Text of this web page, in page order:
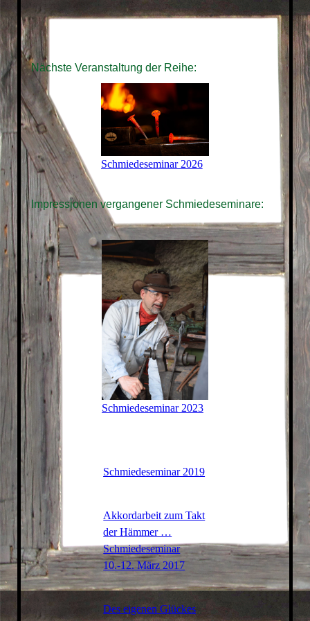
Nächste Veranstaltung der Reihe:
Schmiedeseminar 2026
Impressionen vergangener Schmiedeseminare:
Schmiedeseminar 2023
Schmiedeseminar 2019
Akkordarbeit zum Takt
der Hämmer …
Schmiedeseminar
10.-12. März 2017
Des eigenen Glückes